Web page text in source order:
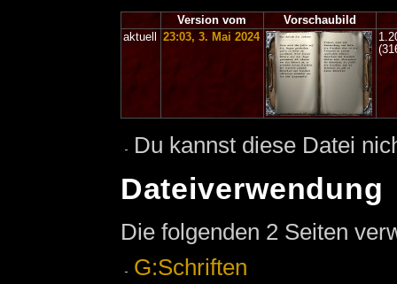
Version vom
Vorschaubild
aktuell
23:03, 3. Mai 2024
Du kannst diese Datei
Dateiverwendung
Die folgenden 2 Seiten
G:Schriften